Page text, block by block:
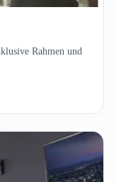
Rahmen und